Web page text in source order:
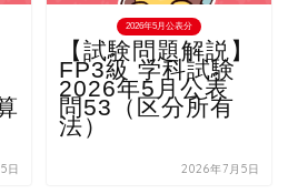
日
2026年5月公表分
【試験問題解説】
FP3級 学科試験
2026年5月公表
問53（区分所有
法）
2026年7月5日